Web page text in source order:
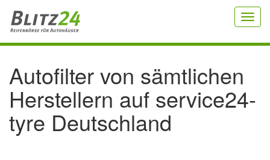
Autofilter von sämtlichen
Herstellern auf service24-
tyre Deutschland